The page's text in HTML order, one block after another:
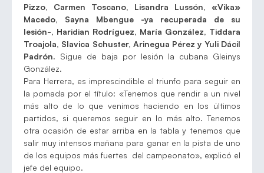
Pizzo, Carmen Toscano, Lisandra Lussón, «Vika»
Macedo, Sayna Mbengue -ya recuperada de su
lesión-, Haridian Rodríguez, María González, Tiddara
Troajola, Slavica Schuster, Arinegua Pérez y Yuli Dácil
Padrón. Sigue de baja por lesión la cubana Gleinys
González.
Para Herrera, es imprescindible el triunfo para seguir en
la pomada por el título: «Tenemos que rendir a un nivel
más alto de lo que venimos haciendo en los últimos
partidos, si queremos seguir en lo más alto. Tenemos
otra ocasión de estar arriba en la tabla y tenemos que
salir muy intensos mañana para ganar en la pista de uno
de los equipos más fuertes del campeonato», explicó el
jefe del equipo.